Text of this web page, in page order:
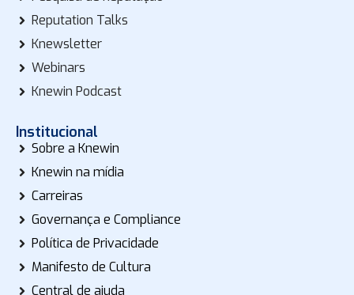
Reputation Talks
Knewsletter
Webinars
Knewin Podcast
Institucional
Sobre a Knewin
Knewin na mídia
Carreiras
Governança e Compliance
Política de Privacidade
Manifesto de Cultura
Central de ajuda